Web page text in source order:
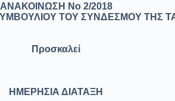
ΑΝΑΚΟΙΝΩΣΗ Νο 2/2018
ΤΟΥ ΣΥΝΔΕΣΜΟΥ ΤΗΣ
Προσκαλεί
ΗΜΕΡΗΣΙΑ ΔΙΑΤΑΞΗ